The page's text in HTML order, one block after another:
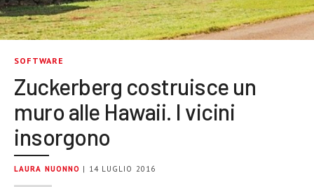
SOFTWARE
Zuckerberg costruisce un
muro alle Hawaii. I vicini
insorgono
LAURA NUONNO | 14 LUGLIO 2016